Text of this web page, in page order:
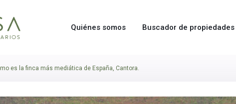
Quiénes somos Buscador de propiedades
es la finca más mediática de España, Cantora.